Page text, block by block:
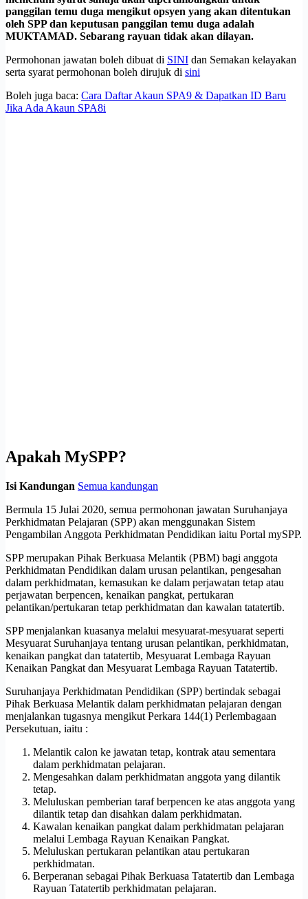
panggilan temu duga mengikut opsyen yang akan ditentukan
oleh SPP dan keputusan panggilan temu duga adalah
MUKTAMAD. Sebarang rayuan tidak akan dilayan.
Permohonan jawatan boleh dibuat di SINI dan Semakan kelayakan
serta syarat permohonan boleh dirujuk di sini
Boleh juga baca: Cara Daftar Akaun SPA9 & Dapatkan ID Baru
Jika Ada Akaun SPA8i
Apakah MySPP?
Isi Kandungan Semua kandungan
Bermula 15 Julai 2020, semua permohonan jawatan Suruhanjaya
Perkhidmatan Pelajaran (SPP) akan menggunakan Sistem
Pengambilan Anggota Perkhidmatan Pendidikan iaitu Portal mySPP.
SPP merupakan Pihak Berkuasa Melantik (PBM) bagi anggota
Perkhidmatan Pendidikan dalam urusan pelantikan, pengesahan
dalam perkhidmatan, kemasukan ke dalam perjawatan tetap atau
perjawatan berpencen, kenaikan pangkat, pertukaran
pelantikan/pertukaran tetap perkhidmatan dan kawalan tatatertib.
SPP menjalankan kuasanya melalui mesyuarat-mesyuarat seperti
Mesyuarat Suruhanjaya tentang urusan pelantikan, perkhidmatan,
kenaikan pangkat dan tatatertib, Mesyuarat Lembaga Rayuan
Kenaikan Pangkat dan Mesyuarat Lembaga Rayuan Tatatertib.
Suruhanjaya Perkhidmatan Pendidikan (SPP) bertindak sebagai
Pihak Berkuasa Melantik dalam perkhidmatan pelajaran dengan
menjalankan tugasnya mengikut Perkara 144(1) Perlembagaan
Persekutuan, iaitu :
Melantik calon ke jawatan tetap, kontrak atau sementara
dalam perkhidmatan pelajaran.
Mengesahkan dalam perkhidmatan anggota yang dilantik
tetap.
Meluluskan pemberian taraf berpencen ke atas anggota yang
dilantik tetap dan disahkan dalam perkhidmatan.
Kawalan kenaikan pangkat dalam perkhidmatan pelajaran
melalui Lembaga Rayuan Kenaikan Pangkat.
Meluluskan pertukaran pelantikan atau pertukaran
perkhidmatan.
Berperanan sebagai Pihak Berkuasa Tatatertib dan Lembaga
Rayuan Tatatertib perkhidmatan pelajaran.